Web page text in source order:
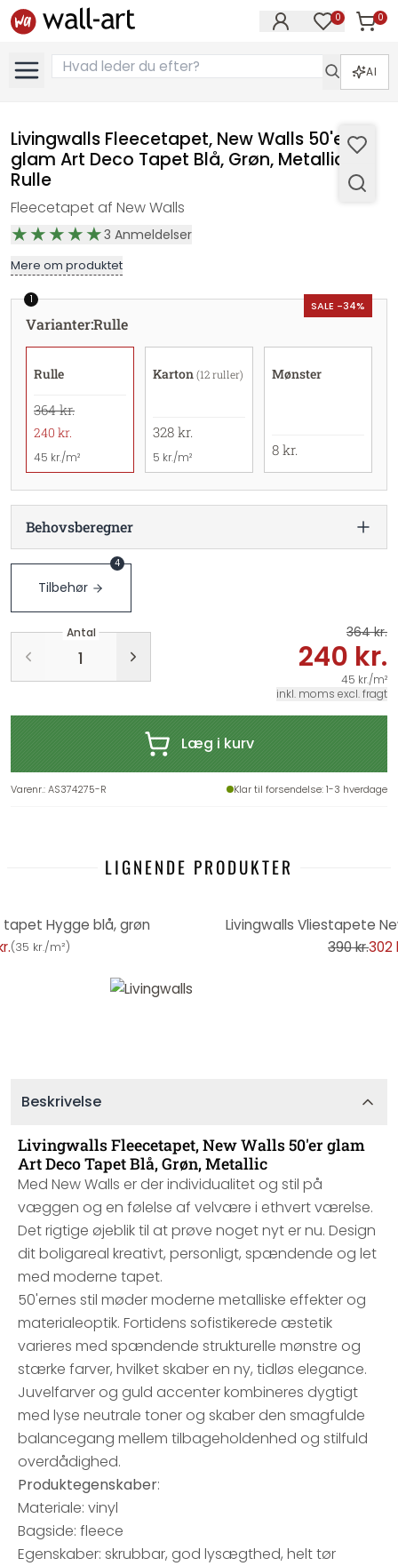
0 0
Varer
AI
Livingwalls Fleecetapet, New Walls 50'er
glam Art Deco Tapet Blå, Grøn, Metallic -
Rulle
Fleecetapet af New Walls
3 Anmeldelser
Mere om produktet
SALE -34%
1
Varianter:Rulle
Rulle
364 kr.
240 kr.
45 kr./m²
Karton (12 ruller)
328 kr.
5 kr./m²
Mønster
8 kr.
Behovsberegner
Tilbehør
4
Antal 364 kr.
240 kr.
45 kr./m²
inkl. moms excl. fragt
Læg i kurv
Varenr.:AS374275-R Klar til forsendelse: 1-3 hverdage
LIGNENDE PRODUKTER
Hygge blå, grøn
(35 kr./m²)
Livingwalls Vliestapete
390 kr.302
Beskrivelse
Livingwalls Fleecetapet, New Walls 50'er glam
Art Deco Tapet Blå, Grøn, Metallic
Med New Walls er der individualitet og stil på
væggen og en følelse af velvære i ethvert værelse.
Det rigtige øjeblik til at prøve noget nyt er nu. Design
dit boligareal kreativt, personligt, spændende og let
med moderne tapet.
50'ernes stil møder moderne metalliske effekter og
materialeoptik. Fortidens sofistikerede æstetik
varieres med spændende strukturelle mønstre og
stærke farver, hvilket skaber en ny, tidløs elegance.
Juvelfarver og guld accenter kombineres dygtigt
med lyse neutrale toner og skaber den smagfulde
balancegang mellem tilbageholdenhed og stilfuld
overdådighed.
Produktegenskaber:
Materiale: vinyl
Bagside: fleece
Egenskaber: skrubbar, god lysægthed, helt tør